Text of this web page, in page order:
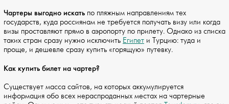
Чартеры выгодно искать по пляжным направлениям тех
государств, куда россиянам не требуется получать визу или когда
визы проставляют прямо в аэропорту по прилету. Однако из списка
таких стран сразу нужно исключить Египет и Турцию: туда и
проще, и дешевле сразу купить «горящую» путевку.
Как купить билет на чартер?
Существует масса сайтов, на которых аккумулируется
информация обо всех нераспроданных местах на чартерные